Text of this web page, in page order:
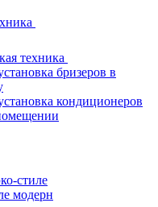
техника
бризеров в
кондиционеров
стиле
модерн